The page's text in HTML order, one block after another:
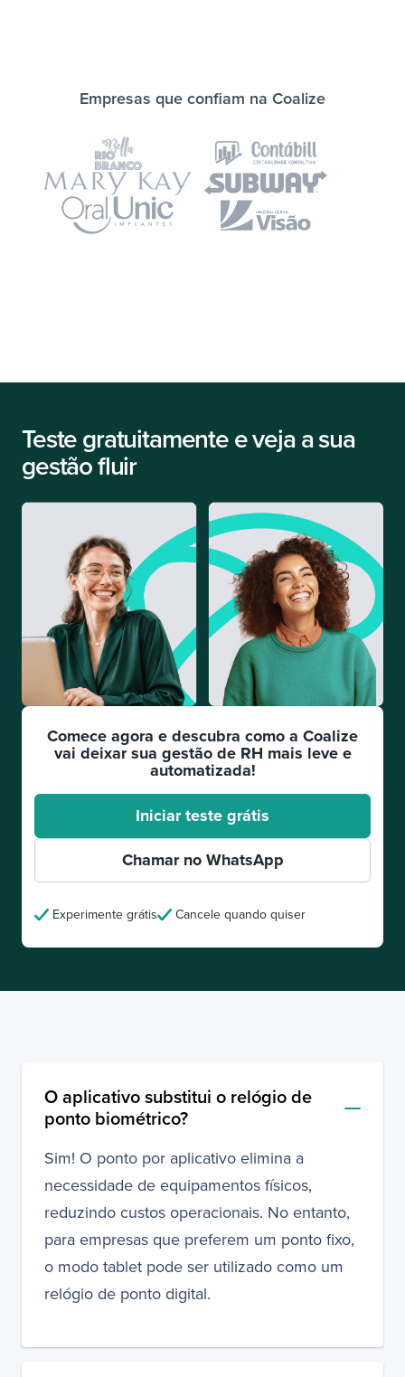
Empresas que confiam na Coalize
Teste gratuitamente e veja a sua
gestão fluir
Comece agora e descubra como a Coalize
vai deixar sua gestão de RH mais leve e
automatizada!
Iniciar teste grátis
Chamar no WhatsApp
Experimente grátis Cancele quando quiser
O aplicativo substitui o relógio de
ponto biométrico?
Sim! O ponto por aplicativo elimina a
necessidade de equipamentos físicos,
reduzindo custos operacionais. No entanto,
para empresas que preferem um ponto fixo,
o modo tablet pode ser utilizado como um
relógio de ponto digital.